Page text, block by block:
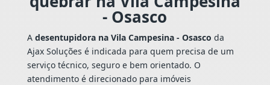
- Osasco
A desentupidora na Vila Campesina - Osasco da
Ajax Soluções é indicada para quem precisa de um
serviço técnico, seguro e bem orientado. O
atendimento é direcionado para imóveis